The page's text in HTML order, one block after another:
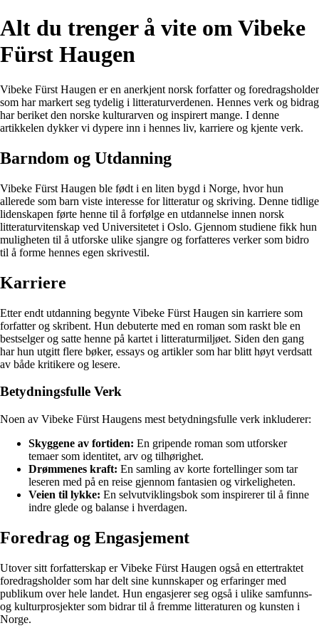
Alt du trenger å vite om Vibeke
Fürst Haugen
Vibeke Fürst Haugen er en anerkjent norsk forfatter og foredragsholder
som har markert seg tydelig i litteraturverdenen. Hennes verk og bidrag
har beriket den norske kulturarven og inspirert mange. I denne
artikkelen dykker vi dypere inn i hennes liv, karriere og kjente verk.
Barndom og Utdanning
Vibeke Fürst Haugen ble født i en liten bygd i Norge, hvor hun
allerede som barn viste interesse for litteratur og skriving. Denne tidlige
lidenskapen førte henne til å forfølge en utdannelse innen norsk
litteraturvitenskap ved Universitetet i Oslo. Gjennom studiene fikk hun
muligheten til å utforske ulike sjangre og forfatteres verker som bidro
til å forme hennes egen skrivestil.
Karriere
Etter endt utdanning begynte Vibeke Fürst Haugen sin karriere som
forfatter og skribent. Hun debuterte med en roman som raskt ble en
bestselger og satte henne på kartet i litteraturmiljøet. Siden den gang
har hun utgitt flere bøker, essays og artikler som har blitt høyt verdsatt
av både kritikere og lesere.
Betydningsfulle Verk
Noen av Vibeke Fürst Haugens mest betydningsfulle verk inkluderer:
Skyggene av fortiden: En gripende roman som utforsker
temaer som identitet, arv og tilhørighet.
Drømmenes kraft: En samling av korte fortellinger som tar
leseren med på en reise gjennom fantasien og virkeligheten.
Veien til lykke: En selvutviklingsbok som inspirerer til å finne
indre glede og balanse i hverdagen.
Foredrag og Engasjement
Utover sitt forfatterskap er Vibeke Fürst Haugen også en ettertraktet
foredragsholder som har delt sine kunnskaper og erfaringer med
publikum over hele landet. Hun engasjerer seg også i ulike samfunns-
og kulturprosjekter som bidrar til å fremme litteraturen og kunsten i
Norge.